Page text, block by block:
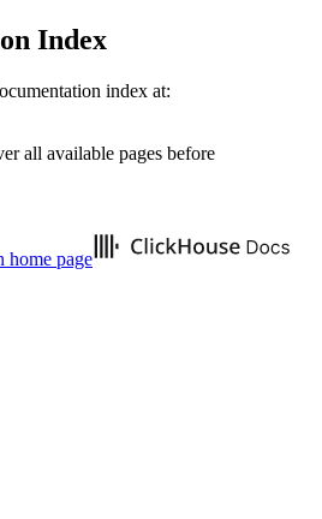
Index
index at:
all available pages before
home page